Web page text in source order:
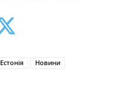
Естонія
Новини